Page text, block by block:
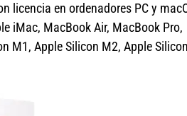
licencia en ordenadores PC y
iMac, MacBook Air, MacBook Pro,
M1, Apple Silicon M2, Apple